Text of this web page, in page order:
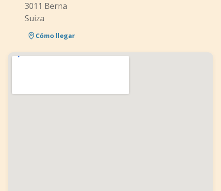
3011 Berna
Suiza
Cómo llegar